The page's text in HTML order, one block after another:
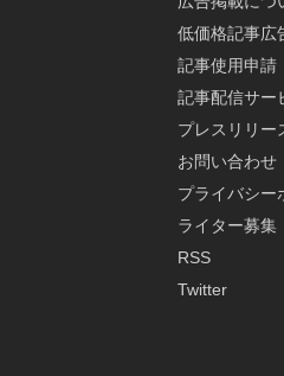
低価格記事広
記事使用申請
記事配信サー
プレスリリー
お問い合わせ
プライバシー
ライター募集
RSS
Twitter